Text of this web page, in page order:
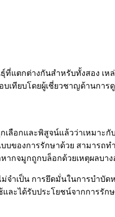
แตกต่างกันสำหรับทั้งสอง เ
บเทียบโดยผู้เชี่ยวชาญด้านการ
อกและพิสูจน์แล้วว่าเหมาะ
บของการรักษาด้วย สามา
ากจมูกถูกบล็อกด้วยเหตุผลบ
ำเป็น การยึดมั่นในการบำ
ละได้รับประโยชน์จากการรัก